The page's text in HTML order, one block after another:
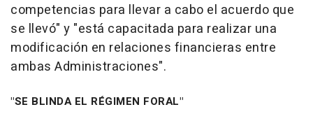
competencias para llevar a cabo el acuerdo que
se llevó" y "está capacitada para realizar una
modificación en relaciones financieras entre
ambas Administraciones".
"SE BLINDA EL RÉGIMEN FORAL"